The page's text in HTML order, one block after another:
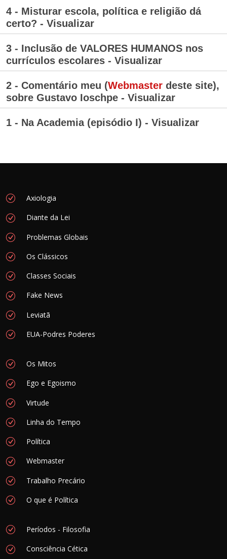
4 - Misturar escola, política e religião dá
certo? - Visualizar
3 - Inclusão de VALORES HUMANOS nos
currículos escolares - Visualizar
2 - Comentário meu (Webmaster deste site),
sobre Gustavo Ioschpe - Visualizar
1 - Na Academia (episódio I) - Visualizar
Axiologia
Diante da Lei
Problemas Globais
Os Clássicos
Classes Sociais
Fake News
Leviatã
EUA-Podres Poderes
Os Mitos
Ego e Egoismo
Virtude
Linha do Tempo
Política
Webmaster
Trabalho Precário
O que é Política
Períodos - Filosofia
Consciência Cética